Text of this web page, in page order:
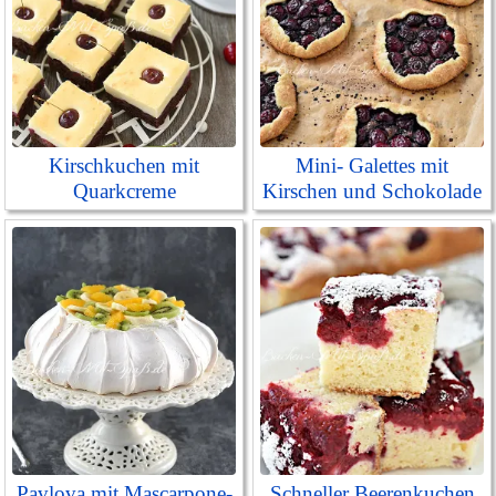
Kirschkuchen mit
Quarkcreme
Mini- Galettes mit
Kirschen und Schokolade